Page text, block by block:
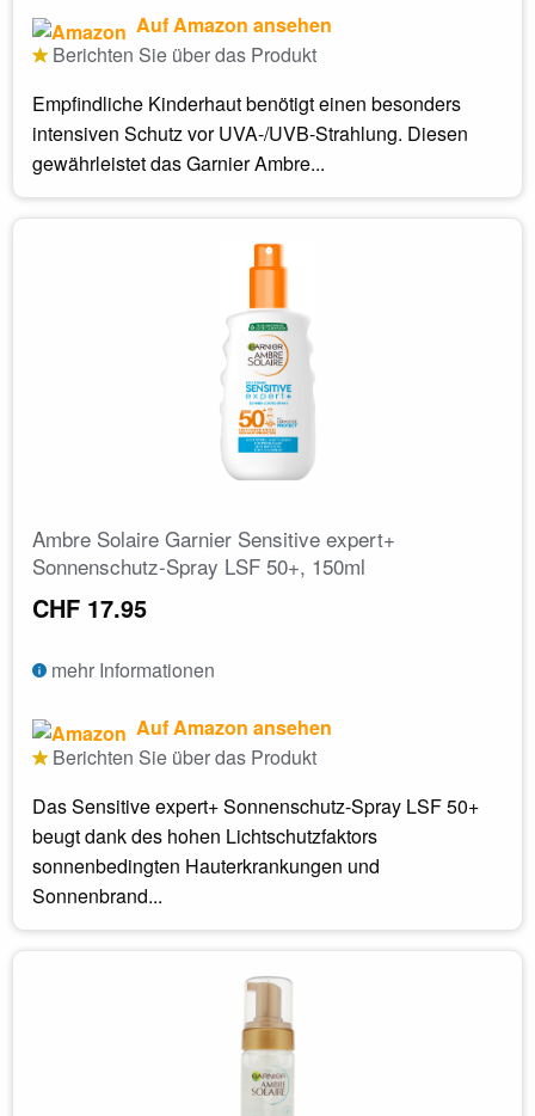
Auf Amazon ansehen
Berichten Sie über das Produkt
Empfindliche Kinderhaut benötigt einen besonders
intensiven Schutz vor UVA-/UVB-Strahlung. Diesen
gewährleistet das Garnier Ambre...
Ambre Solaire Garnier Sensitive expert+
Sonnenschutz-Spray LSF 50+, 150ml
CHF 17.95
mehr Informationen
Auf Amazon ansehen
Berichten Sie über das Produkt
Das Sensitive expert+ Sonnenschutz-Spray LSF 50+
beugt dank des hohen Lichtschutzfaktors
sonnenbedingten Hauterkrankungen und
Sonnenbrand...